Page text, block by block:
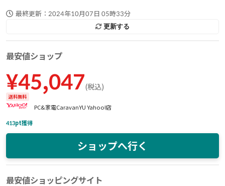
最終更新： 2024年10月07日 05時33分
更新する
最安値ショップ
¥45,047(税込)
送料無料
PC&家電CaravanYU Yahoo!店
413pt獲得
ショップへ行く
最安値ショッピングサイト